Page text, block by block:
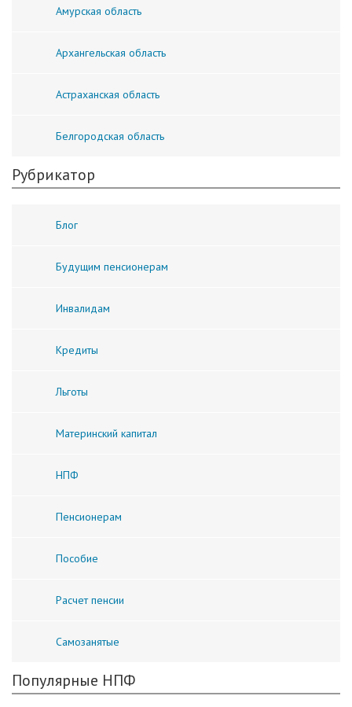
Амурская область
Архангельская область
Астраханская область
Белгородская область
Рубрикатор
Блог
Будущим пенсионерам
Инвалидам
Кредиты
Льготы
Материнский капитал
НПФ
Пенсионерам
Пособие
Расчет пенсии
Самозанятые
Популярные НПФ